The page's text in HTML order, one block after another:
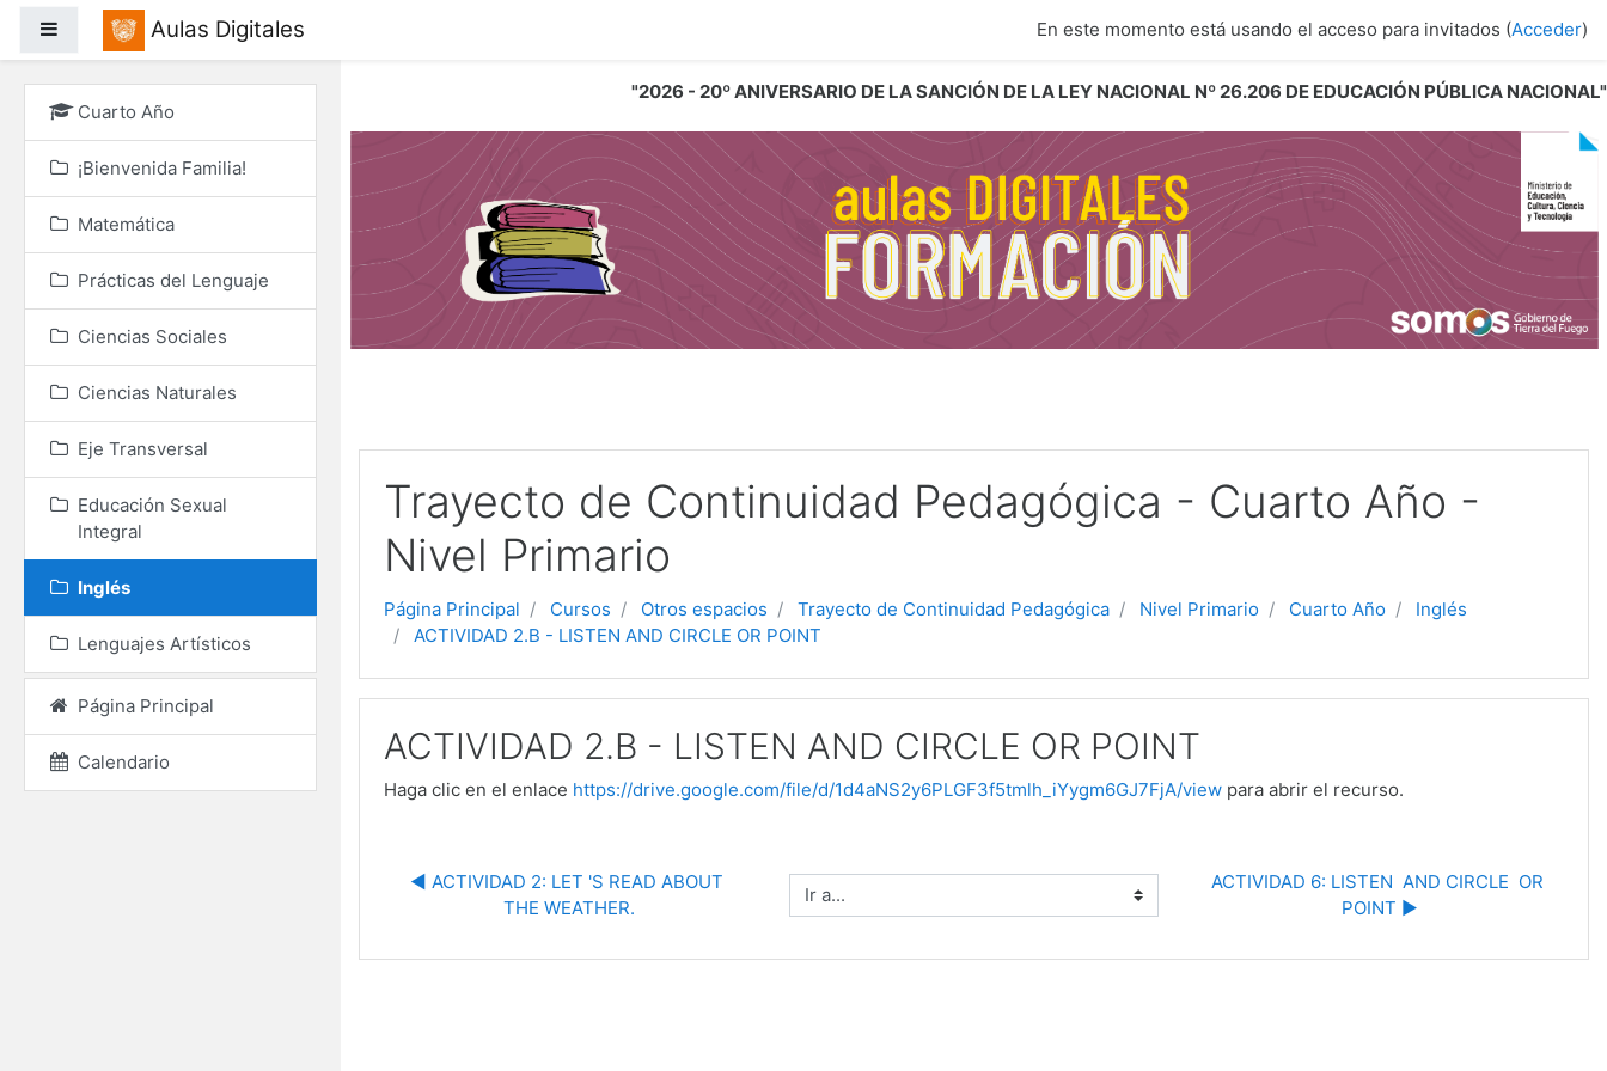
"2026 - 20º ANIVERSARIO DE LA SANCIÓN DE LA LEY NACIONAL Nº 26.206 DE EDUCACIÓN PÚBLICA NACIONAL"
Panel lateralAulas Digitales En este momento está usando el acceso para invitados (Acceder)
Trayecto de Continuidad Pedagógica - Cuarto Año -
Nivel Primario
Página Principal Cursos Otros espacios Trayecto de Continuidad Pedagógica Nivel Primario Cuarto Año
Inglés
ACTIVIDAD 2.B - LISTEN AND CIRCLE OR POINT
ACTIVIDAD 2.B - LISTEN AND CIRCLE OR POINT
Haga clic en el enlace https://drive.google.com/file/d/1d4aNS2y6PLGF3f5tmlh_iYygm6GJ7FjA/view para abrir el recurso.
◀︎ ACTIVIDAD 2: LET 'S READ ABOUT
THE WEATHER.
Ir a...
ACTIVIDAD 6: LISTEN  AND CIRCLE  OR
POINT ▶︎
Cuarto Año
¡Bienvenida Familia!
Matemática
Prácticas del Lenguaje
Ciencias Sociales
Ciencias Naturales
Eje Transversal
Educación Sexual
Integral
Inglés
Lenguajes Artísticos
Página Principal
Calendario